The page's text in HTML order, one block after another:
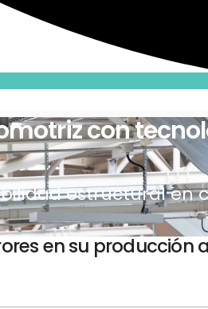
con
estructural en
en su producción